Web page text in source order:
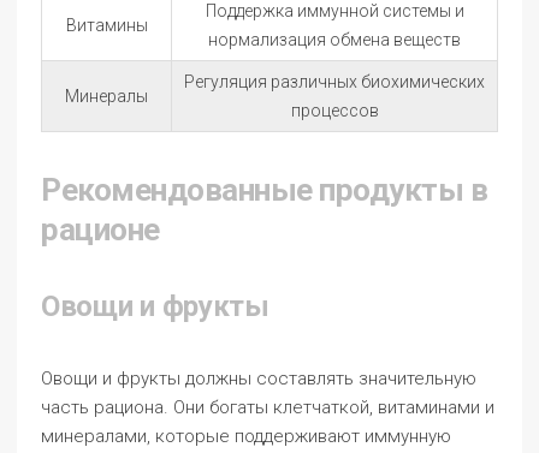
Витамины
Поддержка иммунной системы и
нормализация обмена веществ
Минералы
Регуляция различных биохимических
процессов
Рекомендованные продукты в
рационе
Овощи и фрукты
Овощи и фрукты должны составлять значительную
часть рациона. Они богаты клетчаткой, витаминами и
минералами, которые поддерживают иммунную